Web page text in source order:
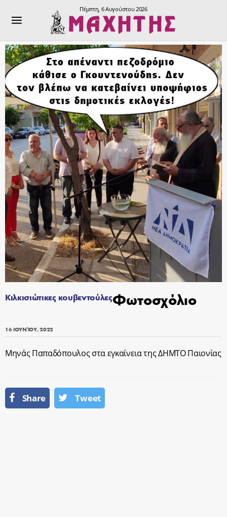
Πέμπτη, 6 Αυγούστου 2026
Κιλκισιώτικες κουβεντούλεςΦωτοσχόλιο
16 ΙΟΥΝΊΟΥ, 2022
Μηνάς Παπαδόπουλος στα εγκαίνεια της ΔΗΜΤΟ Παιονίας
Share Tweet